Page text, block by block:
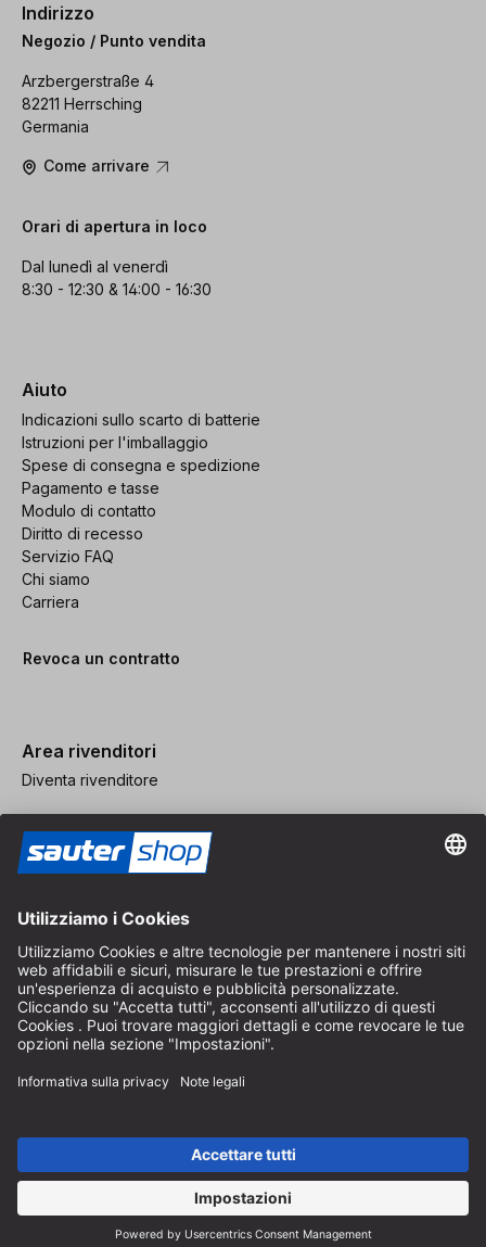
Indirizzo
Negozio / Punto vendita
Arzbergerstraße 4
82211 Herrsching
Germania
Come arrivare
Orari di apertura in loco
Dal lunedì al venerdì
8:30 - 12:30 & 14:00 - 16:30
Aiuto
Indicazioni sullo scarto di batterie
Istruzioni per l'imballaggio
Spese di consegna e spedizione
Pagamento e tasse
Modulo di contatto
Diritto di recesso
Servizio FAQ
Chi siamo
Carriera
Revoca un contratto
Area rivenditori
Diventa rivenditore
CGV
Protezione dei Dati
Impostazioni dei Cookie
della Germania per pacchi di dimensioni standard, esclusi articoli
A seconda del Paese di consegna, l'IVA può variare al momento del